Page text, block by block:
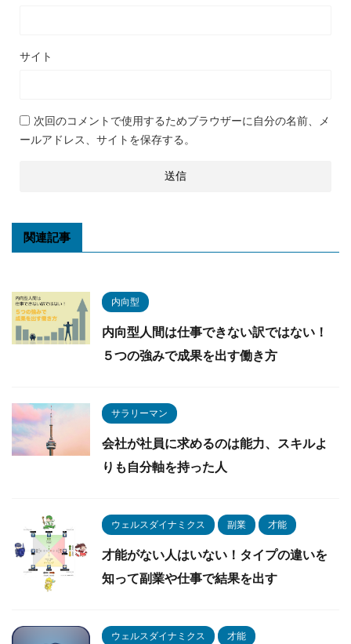
サイト
次回のコメントで使用するためブラウザーに自分の名前、メ
ールアドレス、サイトを保存する。
関連記事
内向型
内向型人間は仕事できない訳ではない！
５つの強みで成果を出す働き方
サラリーマン
会社が社員に求めるのは能力、スキルよ
りも自分軸を持った人
ウェルスダイナミクス 副業 才能
才能がない人はいない！タイプの違いを
知って副業や仕事で結果を出す
ウェルスダイナミクス 才能